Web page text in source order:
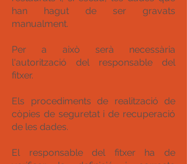
han hagut de ser gravats
manualment.
Per a això serà necessària
l'autorització del responsable del
fitxer.
Els procediments de realització de
còpies de seguretat i de recuperació
de les dades.
El responsable del fitxer ha de